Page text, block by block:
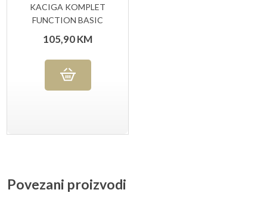
KACIGA KOMPLET
FUNCTION BASIC
STIHL
105,90KM
Povezani proizvodi